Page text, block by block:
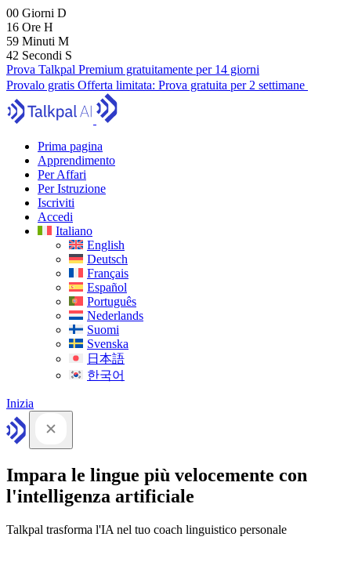
00 Giorni D
16 Ore H
59 Minuti M
40 Secondi S
Prova Talkpal Premium gratuitamente per 14 giorni
Provalo gratis Offerta limitata: Prova gratuita per 2 settimane
Prima pagina
Apprendimento
Per Affari
Per Istruzione
Iscriviti
Accedi
Italiano
English
Deutsch
Français
Español
Português
Nederlands
Suomi
Svenska
日本語
한국어
Inizia
Impara le lingue più velocemente con
l'intelligenza artificiale
Talkpal trasforma l'IA nel tuo coach linguistico personale